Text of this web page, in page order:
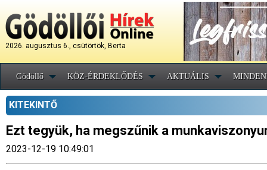
2026. augusztus 6., csütörtök, Berta
Gödöllő KÖZ-ÉRDEKLŐDÉS AKTUÁLIS
KITEKINTŐ
Ezt tegyük, ha megszűnik a
2023-12-19 10:49:01